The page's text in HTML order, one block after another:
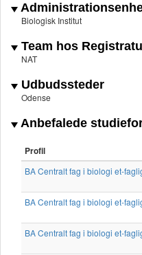
Biologisk Institut
Team hos
NAT
Udbudssteder
Odense
Anbefalede
Profil
BA Centralt fag i biologi et-
BA Centralt fag i biologi et-
BA Centralt fag i biologi et-